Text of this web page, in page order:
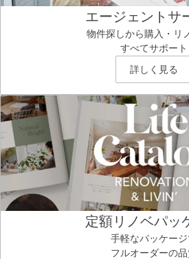
エージェントサ
物件探しから購入・リ
すべてサポート
詳しく見る
定額リノベパッ
手軽なパッケー
フルオーダーの